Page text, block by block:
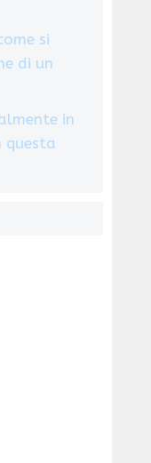
si
di un
in
questa